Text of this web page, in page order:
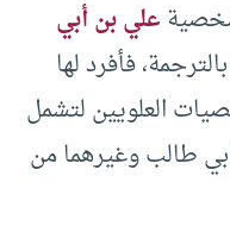
علي بن أبي
فأفرد لها
العلويين لتشمل
طالب وغيرهما من